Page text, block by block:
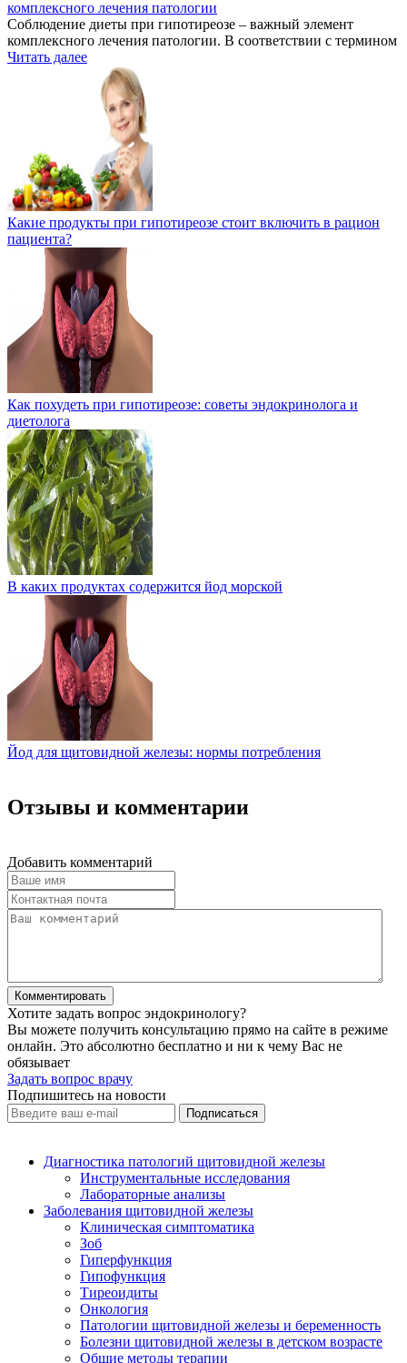
комплексного лечения патологии
Соблюдение диеты при гипотиреозе – важный элемент
комплексного лечения патологии. В соответствии с термином
Читать далее
Какие продукты при гипотиреозе стоит включить в рацион
пациента?
Как похудеть при гипотиреозе: советы эндокринолога и
диетолога
В каких продуктах содержится йод морской
Йод для щитовидной железы: нормы потребления
Отзывы и комментарии
Добавить комментарий
Хотите задать вопрос эндокринологу?
Вы можете получить консультацию прямо на сайте в режиме
онлайн. Это абсолютно бесплатно и ни к чему Вас не
обязывает
Задать вопрос врачу
Подпишитесь на новости
Диагностика патологий щитовидной железы
Инструментальные исследования
Лабораторные анализы
Заболевания щитовидной железы
Клиническая симптоматика
Зоб
Гиперфункция
Гипофункция
Тиреоидиты
Онкология
Патологии щитовидной железы и беременность
Болезни щитовидной железы в детском возрасте
Общие методы терапии